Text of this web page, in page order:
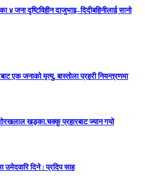
जना दृष्टिविहीन दाजुभाइ–दिदीबहिनीलाई सानो
एक जनाको मृत्यु, बास्तोला प्रहरी नियन्त्रणमा
खड्का.चक्कु प्रहारबाट ज्यान गयो
दिने : प्रदिप साह